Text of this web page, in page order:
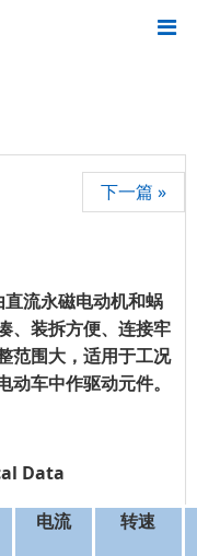
下一篇 »
流永磁电动机和蜗
、装拆方便、连接牢
范围大，适用于工况
车中作驱动元件。
Data
电流 转速